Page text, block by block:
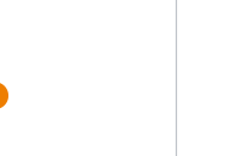
Mehr Informationen zum